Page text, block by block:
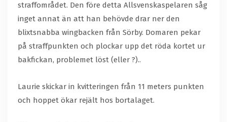
straffområdet. Den före detta Allsvenskaspelaren såg
inget annat än att han behövde drar ner den
blixtsnabba wingbacken från Sörby. Domaren pekar
på straffpunkten och plockar upp det röda kortet ur
bakfickan, problemet löst (eller ?)..
Laurie skickar in kvitteringen från 11 meters punkten
och hoppet ökar rejält hos bortalaget.